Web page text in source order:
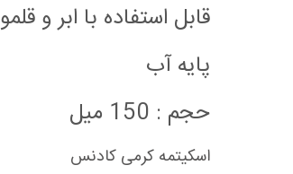
قابل استفاده با ابر و قلمو
پایه آب
حجم : 150 میل
اسکیتمه کرمی کادنس